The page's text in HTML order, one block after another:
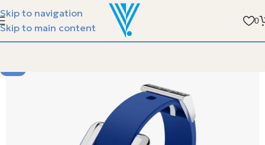
Skip to navigation
Skip to main content
الفيسبوندر ستيل مع سوارة الجلد - متوفر في جمعية
0